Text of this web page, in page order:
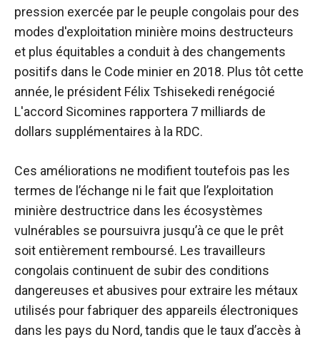
pression exercée par le peuple congolais pour des
modes d'exploitation minière moins destructeurs
et plus équitables a conduit à des changements
positifs dans le Code minier en 2018. Plus tôt cette
année, le président Félix Tshisekedi renégocié
L'accord Sicomines rapportera 7 milliards de
dollars supplémentaires à la RDC.
Ces améliorations ne modifient toutefois pas les
termes de l’échange ni le fait que l’exploitation
minière destructrice dans les écosystèmes
vulnérables se poursuivra jusqu’à ce que le prêt
soit entièrement remboursé. Les travailleurs
congolais continuent de subir des conditions
dangereuses et abusives pour extraire les métaux
utilisés pour fabriquer des appareils électroniques
dans les pays du Nord, tandis que le taux d’accès à